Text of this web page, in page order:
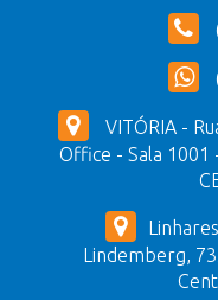
VITÓRIA -
Office - Sala 1001
Lindemberg,